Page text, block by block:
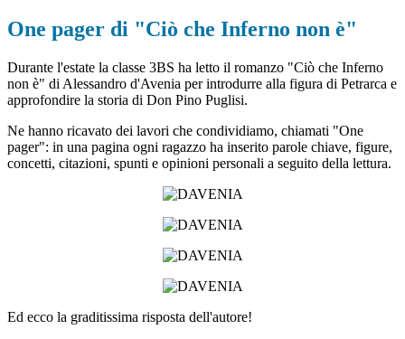
One pager di "Ciò che Inferno non è"
Durante l'estate la classe 3BS ha letto il romanzo "Ciò che Inferno
non è" di Alessandro d'Avenia per introdurre alla figura di Petrarca e
approfondire la storia di Don Pino Puglisi.
Ne hanno ricavato dei lavori che condividiamo, chiamati "One
pager": in una pagina ogni ragazzo ha inserito parole chiave, figure,
concetti, citazioni, spunti e opinioni personali a seguito della lettura.
Ed ecco la graditissima risposta dell'autore!